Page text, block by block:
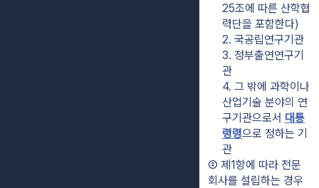
25조에 따른 산학협
력단을 포함한다)
2. 국공립연구기관
3. 정부출연연구기
관
4. 그 밖에 과학이나
산업기술 분야의 연
구기관으로서 대통
령령으로 정하는 기
관
② 제1항에 따라 전문
회사를 설립하는 경우